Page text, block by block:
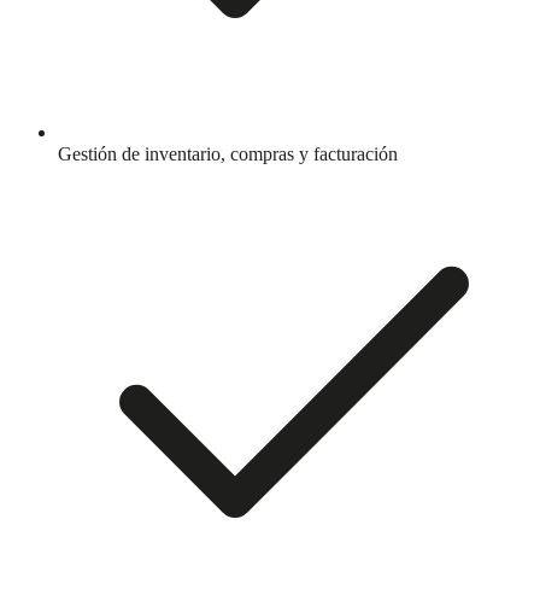
Gestión de inventario, compras y facturación